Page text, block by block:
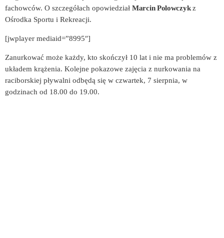
fachowców. O szczegółach opowiedział Marcin Polowczykz
Ośrodka Sportu i Rekreacji.
[jwplayer mediaid=”8995″]
Zanurkować może każdy, kto skończył 10 lat i nie ma problemów z
układem krążenia. Kolejne pokazowe zajęcia z nurkowania na
raciborskiej pływalni odbędą się w czwartek, 7 sierpnia, w
godzinach od 18.00 do 19.00.